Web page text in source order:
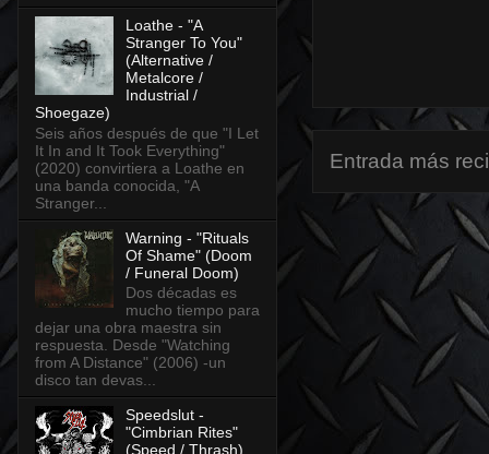
Entrada más
Loathe - "A
Stranger To You"
(Alternative /
Metalcore /
Industrial /
Shoegaze)
Seis años después de que "I Let
It In and It Took Everything"
(2020) convirtiera a Loathe en
una banda conocida, "A
Stranger...
Warning - "Rituals
Of Shame" (Doom
/ Funeral Doom)
Dos décadas es
mucho tiempo para
dejar una obra maestra sin
respuesta. Desde "Watching
from A Distance" (2006) -un
disco tan devas...
Speedslut -
"Cimbrian Rites"
(Speed / Thrash)